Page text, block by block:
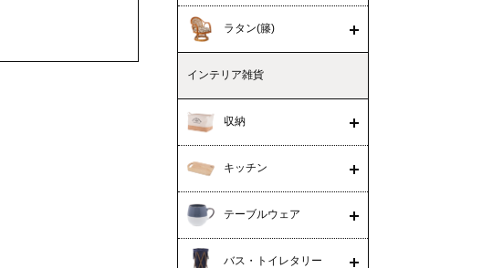
ラタン(籐)
インテリア雑貨
収納
キッチン
テーブルウェア
バス・トイレタリー